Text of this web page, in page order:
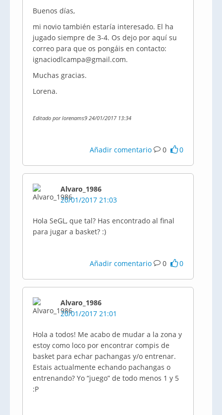
Buenos días,
mi novio también estaría interesado. El ha
jugado siempre de 3-4. Os dejo por aquí su
correo para que os pongáis en contacto:
ignaciodlcampa@gmail.com.
Muchas gracias.
Lorena.
Editado por lorenams9 24/01/2017 13:34
Añadir comentario 0 0
Alvaro_1986
20/01/2017 21:03
Hola SeGL, que tal? Has encontrado al final
para jugar a basket? :)
Añadir comentario 0 0
Alvaro_1986
20/01/2017 21:01
Hola a todos! Me acabo de mudar a la zona y
estoy como loco por encontrar compis de
basket para echar pachangas y/o entrenar.
Estais actualmente echando pachangas o
entrenando? Yo “juego” de todo menos 1 y 5
:P